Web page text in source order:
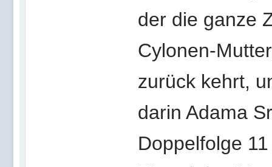
der die ganze
Cylonen-
zurück kehrt,
darin Adama
Doppelfolge